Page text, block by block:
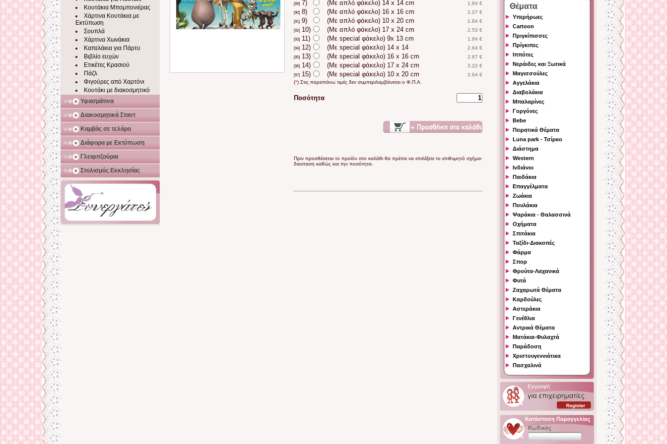
Κουτάκια Μπομπονιέρας
Χάρτινα Κουτάκια με
Εκτύπωση
Σουπλά
Χάρτινα Χωνάκια
Καπελάκια για Πάρτυ
Βιβλίο ευχών
Ετικέτες Κρασιού
Πάζλ
Φιγούρες από Χαρτόνι
Κουτάκι με διακοσμητικό
Υφασμάτινα
Διακοσμητικά Σταντ
Καμβάς σε τελάρο
Διάφορα με Εκτύπωση
Γλειφιτζούρια
Στολισμός Εκκλησίας
[89] 7) (Με απλό φάκελο) 14 x 14 cm 1.84 €
[90] 8) (Με απλό φάκελο) 16 x 16 cm 2.07 €
[91] 9) (Με απλό φάκελο) 10 x 20 cm 1.84 €
[92] 10) (Με απλό φάκελο) 17 x 24 cm 2.53 €
[93] 11) (Με special φάκελο) 9x 13 cm 1.84 €
[94] 12) (Με special φάκελο) 14 x 14 2.64 €
[95] 13) (Με special φάκελο) 16 x 16 cm 2.87 €
[96] 14) (Με special φάκελο) 17 x 24 cm 3.22 €
[97] 15) (Με special φάκελο) 10 x 20 cm
2.64 €
(*) Στις παραπάνω τιμές δεν συμπεριλαμβάνεται ο Φ.Π.Α.
Ποσότητα
Πριν προσθέσεται το προϊόν στο καλάθι θα πρέπει να επιλέξετε το επιθυμητό σχήμα-
διασταση καθώς και την ποσότητα.
Θέματα
Υπερήρωες
Cartoon
Πριγκίπισσες
Πρίγκιπες
Ιππότες
Νεράιδες και Ξωτικά
Μαγισσούλες
Αγγελάκια
Διαβολάκια
Μπαλαρίνες
Γοργόνες
Bebe
Πειρατικά Θέματα
Luna park - Τσίρκο
Διάστημα
Western
Ινδιάνοι
Παιδάκια
Επαγγέλματα
Ζωάκια
Πουλάκια
Ψαράκια - Θαλασσινά
Οχήματα
Σπιτάκια
Ταξίδι-Διακοπές
Φάρμα
Σπορ
Φρούτα-Λαχανικά
Φυτά
Ζαχαρωτά Θέματα
Καρδούλες
Αστεράκια
Γενέθλια
Αντρικά Θέματα
Ματάκια-Φυλαχτά
Παράδοση
Χριστουγεννιάτικα
Πασχαλινά